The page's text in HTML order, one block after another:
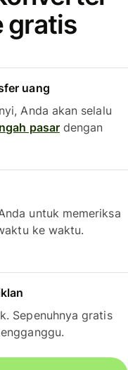
gratis
uang
Anda akan selalu
pasardengan
untuk memeriksa
ke waktu.
Sepenuhnya gratis